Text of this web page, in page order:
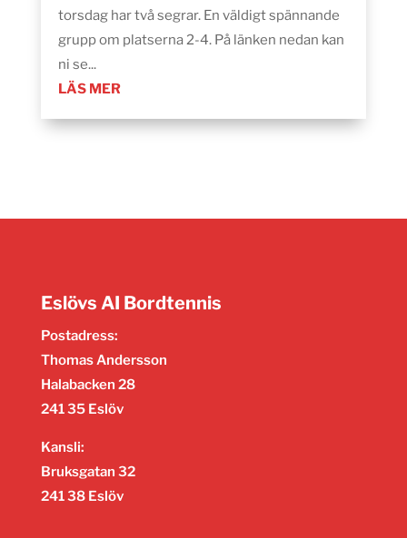
torsdag har två segrar. En väldigt spännande
grupp om platserna 2-4. På länken nedan kan
ni se...
LÄS MER
Eslövs AI Bordtennis
Postadress:
Thomas Andersson
Halabacken 28
241 35 Eslöv
Kansli:
Bruksgatan 32
241 38 Eslöv